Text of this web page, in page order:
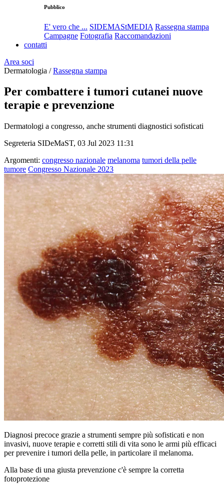
Pubblico
E' vero che ... SIDEMAStMEDIA Rassegna stampa
Campagne Fotografia Raccomandazioni
contatti
Area soci
Dermatologia /Rassegna stampa
Per combattere i tumori cutanei nuove
terapie e prevenzione
Dermatologi a congresso, anche strumenti diagnostici sofisticati
Segreteria SIDeMaST, 03 Jul 2023 11:31
Argomenti: congresso nazionale melanoma tumori della pelle
tumore Congresso Nazionale 2023
Diagnosi precoce grazie a strumenti sempre più sofisticati e non
invasivi, nuove terapie e corretti stili di vita sono le armi più efficaci
per prevenire i tumori della pelle, in particolare il melanoma.
Alla base di una giusta prevenzione c'è sempre la corretta
fotoprotezione